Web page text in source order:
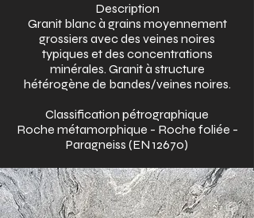
Description
Granit blanc à grains moyennement
grossiers avec des veines noires
typiques et des concentrations
minérales. Granit à structure
hétérogène de bandes/veines noires.
Classification pétrographique
Roche métamorphique - Roche foliée -
Paragneiss (EN 12670)